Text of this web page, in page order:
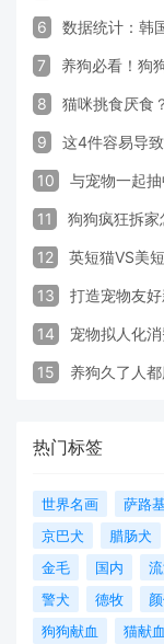
6 数据统计：韩
7 养狗必看！狗
8 猫咪挑食厌食
9 这4件容易导
10 与宠物一起
11 狗狗疯狂拆家
12 英短猫VS美
13 打造宠物友好
14 宠物拟人化
15 养狗久了人
热门标签
世界名画 萨路
京巴犬
腊肠犬
金毛
国内
警犬
德牧
狗狗献血
猫献血